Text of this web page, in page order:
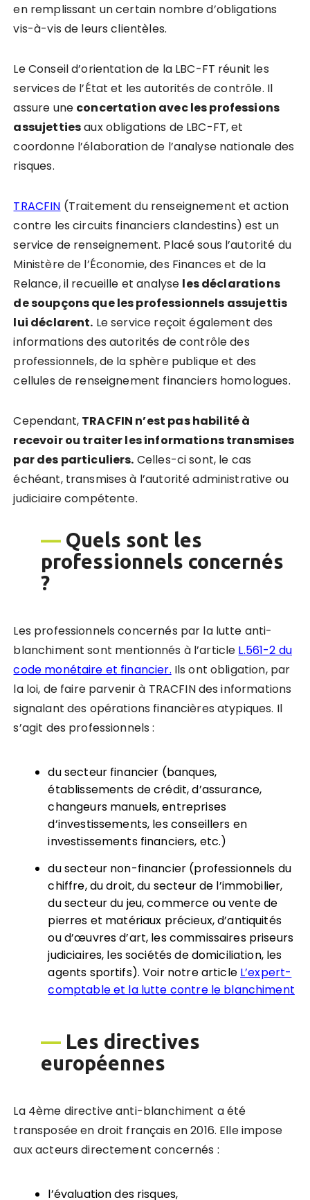
en remplissant un certain nombre d’obligations
vis-à-vis de leurs clientèles.
Le Conseil d’orientation de la LBC-FT réunit les
services de l’État et les autorités de contrôle. Il
assure une concertation avec les professions
assujettiesaux obligations de LBC-FT, et
coordonne l’élaboration de l’analyse nationale des
risques.
TRACFIN (Traitement du renseignement et action
contre les circuits financiers clandestins) est un
service de renseignement. Placé sous l’autorité du
Ministère de l’Économie, des Finances et de la
Relance, il recueille et analyse les déclarations
de soupçons que les professionnels assujettis
lui déclarent. Le service reçoit également des
informations des autorités de contrôle des
professionnels, de la sphère publique et des
cellules de renseignement financiers homologues.
Cependant, TRACFIN n’est pas habilité à
recevoir ou traiter les informations transmises
par des particuliers. Celles-ci sont, le cas
échéant, transmises à l’autorité administrative ou
judiciaire compétente.
— Quels sont les
professionnels concernés
?
Les professionnels concernés par la lutte anti-
blanchiment sont mentionnés à l’article L.561-2 du
code monétaire et financier. Ils ont obligation, par
la loi, de faire parvenir à TRACFIN des informations
signalant des opérations financières atypiques. Il
s’agit des professionnels :
du secteur financier (banques,
établissements de crédit, d’assurance,
changeurs manuels, entreprises
d’investissements, les conseillers en
investissements financiers, etc.)
du secteur non-financier (professionnels du
chiffre, du droit, du secteur de l’immobilier,
du secteur du jeu, commerce ou vente de
pierres et matériaux précieux, d’antiquités
ou d’œuvres d’art, les commissaires priseurs
judiciaires, les sociétés de domiciliation, les
agents sportifs). Voir notre article L’expert-
comptable et la lutte contre le blanchiment
— Les directives
européennes
La 4ème directive anti-blanchiment a été
transposée en droit français en 2016. Elle impose
aux acteurs directement concernés :
l’évaluation des risques,